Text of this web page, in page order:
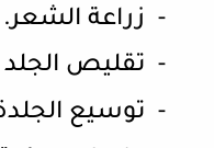
- زراعة الشعر.
- تقليص
- توسيع